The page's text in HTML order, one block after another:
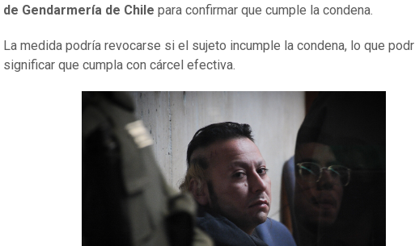
de Gendarmería de Chile para confirmar que cumple la condena.
La medida podría revocarse si el sujeto incumple la condena, lo que
significar que cumpla con cárcel efectiva.